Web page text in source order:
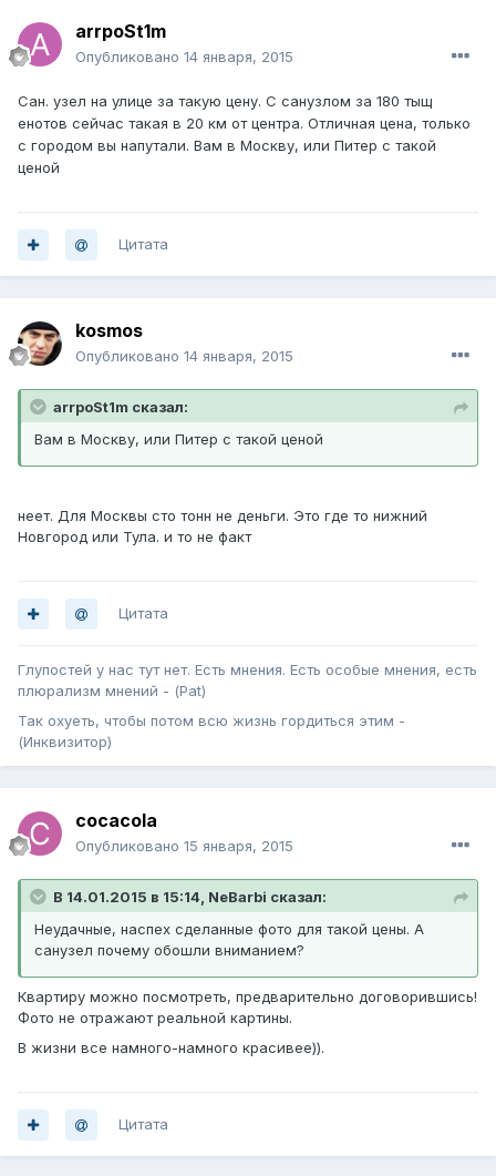
arrpoSt1m
Опубликовано 14 января, 2015
Сан. узел на улице за такую цену. С санузлом за 180 тыщ
енотов сейчас такая в 20 км от центра. Отличная цена, только
с городом вы напутали. Вам в Москву, или Питер с такой
ценой
Цитата
kosmos
Опубликовано 14 января, 2015
arrpoSt1m сказал:
Вам в Москву, или Питер с такой ценой
неет. Для Москвы сто тонн не деньги. Это где то нижний
Новгород или Тула. и то не факт
Цитата
Глупостей у нас тут нет. Есть мнения. Есть особые мнения, есть
плюрализм мнений - (Pat)
Так охуеть, чтобы потом всю жизнь гордиться этим -
(Инквизитор)
cocacola
Опубликовано 15 января, 2015
В 14.01.2015 в 15:14, NeBarbi сказал:
Неудачные, наспех сделанные фото для такой цены. А
санузел почему обошли вниманием?
Квартиру можно посмотреть, предварительно договорившись!
Фото не отражают реальной картины.
В жизни все намного-намного красивее)).
Цитата